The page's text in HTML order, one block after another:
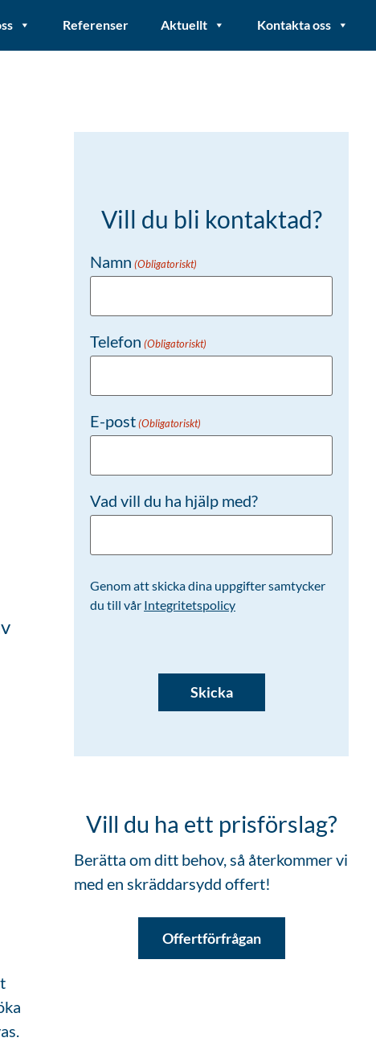
Referenser Aktuellt Kontakta oss
Vill du bli kontaktad?
Namn (Obligatoriskt)
Telefon (Obligatoriskt)
E-post (Obligatoriskt)
Vad vill du ha hjälp med?
Genom att skicka dina uppgifter samtycker
du till vår Integritetspolicy
Vill du ha ett prisförslag?
Berätta om ditt behov, så återkommer vi
med en skräddarsydd offert!
Offertförfrågan